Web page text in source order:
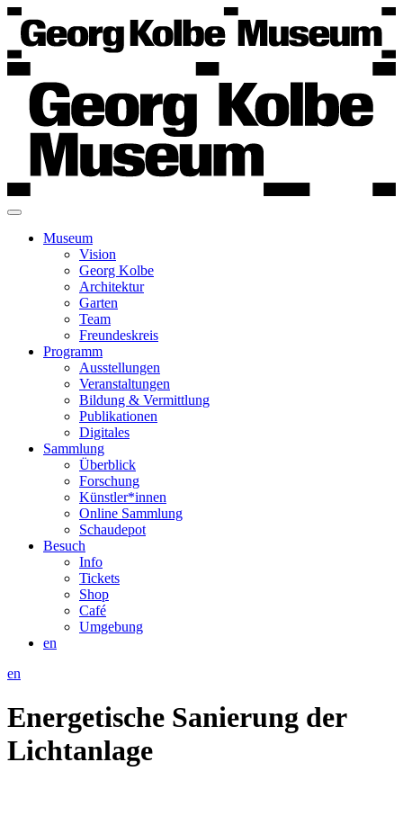
Museum
Vision
Georg Kolbe
Architektur
Garten
Team
Freundeskreis
Programm
Ausstellungen
Veranstaltungen
Bildung & Vermittlung
Publikationen
Digitales
Sammlung
Überblick
Forschung
Künstler*innen
Online Sammlung
Schaudepot
Besuch
Info
Tickets
Shop
Café
Umgebung
en
en
Energetische Sanierung der
Lichtanlage